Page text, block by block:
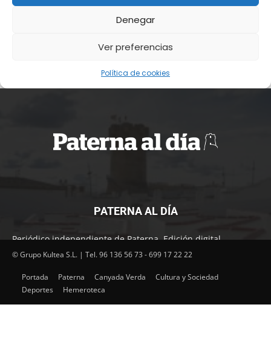
PATERNA AL DÍA
Periódico independiente de Paterna. Edición digital.
Encuentra cada mes en tu punto habitual nuestra edición
Paterna.
© Grupo Kultea S.L. | Tel. 96 136 56 73 - 699 17 22 22
Portada Paterna Canyada Verda
Cultura y Sociedad
Deportes
Hemeroteca